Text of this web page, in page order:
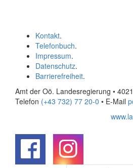
Kontakt.
Telefonbuch.
Impressum.
Datenschutz.
Barrierefreiheit.
Amt der Oö. Landesregierung •
Telefon (+43 732) 77 20-0 • E-Mail